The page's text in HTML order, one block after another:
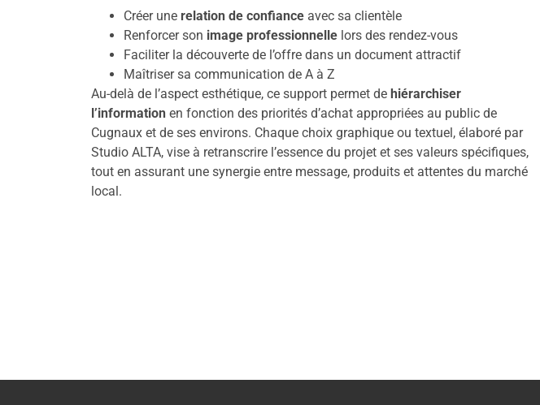
Créer une relation de confiance avec sa clientèle
Renforcer son image professionnelle lors des rendez-vous
Faciliter la découverte de l’offre dans un document attractif
Maîtriser sa communication de A à Z
Au-delà de l’aspect esthétique, ce support permet de hiérarchiser
l’information en fonction des priorités d’achat appropriées au public de
Cugnaux et de ses environs. Chaque choix graphique ou textuel, élaboré par
Studio ALTA, vise à retranscrire l’essence du projet et ses valeurs spécifiques,
tout en assurant une synergie entre message, produits et attentes du marché
local.